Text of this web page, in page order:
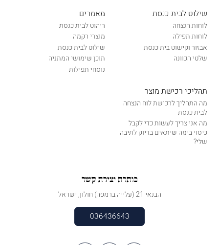
שילוט לבית כנסת
לוחות הנצחה
לוחות תפילה
אבזור וקישוט בית כנסת
שלטי הכוונה
מאמרים
ריהוט לבית כנסת
מוצרי רקמה
שילוט לבית כנסת
תוכן שימושי המתניה
נוסחי תפילות
תהליכי רכישת מוצר
מה התהליך לרכישת לוח הנצחה
לבית כנסת
מה אני צריך לעשות כדי לקבל
כיסוי בימה שיתאים בדיוק לתיבה
שלי?
כותרת יצירת קשר
הבנאי 21 (עלייה ברמפה) חולון, ישראל
036436643